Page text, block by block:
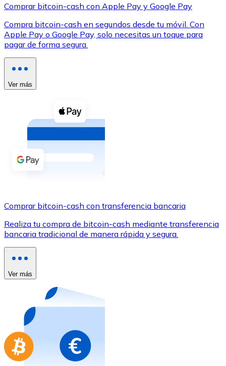
Ver todo
Compra criptomonedas con efectivo en tu tienda más
Comprar con efectivo
Transferencia SEPA
Añade fondos a tu cuenta Bitnovo o realiza compras
Tarjeta de crédito / débito
Nuevo
Compra tarjetas regalo de tus marcas favoritas con
Ir a la tienda de tarjetas regalo
Comprar bitcoin-cash con Apple Pay y Google Pay
Compra bitcoin-cash en segundos desde tu móvil. Con
Apple Pay o Google Pay, solo necesitas un toque para
pagar de forma segura.
Ver más
Comprar bitcoin-cash con transferencia bancaria
Realiza tu compra de bitcoin-cash mediante transferencia
bancaria tradicional de manera rápida y segura.
Ver más